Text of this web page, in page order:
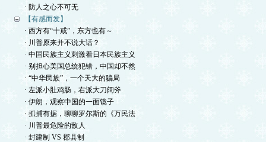
· 防人之心不可无
【有感而发】
· 西方有“十戒”，东方也有～
· 川普原来并不说大话？
· 中国民族主义刺激着日本民族主义
· 别担心美国总统犯错，中国却不然
· “中华民族”，一个天大的骗局
· 左派小肚鸡肠，右派大刀阔斧
· 伊朗，观察中国的一面镜子
· 抓捕有据，聊聊罗尔斯的《万民法
· 川普最危险的敌人
· 封建制 VS 郡县制